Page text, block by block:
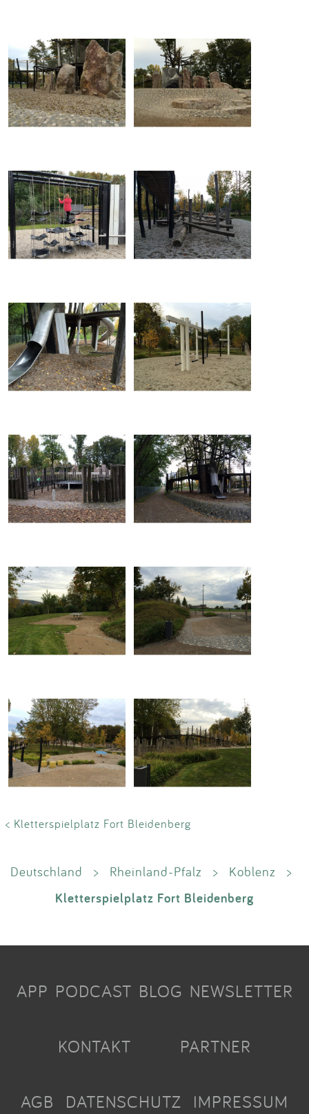
< Kletterspielplatz Fort Bleidenberg
Deutschland > Rheinland-Pfalz > Koblenz >
Kletterspielplatz Fort Bleidenberg
APP PODCAST BLOG NEWSLETTER
KONTAKT PARTNER
AGB DATENSCHUTZ IMPRESSUM